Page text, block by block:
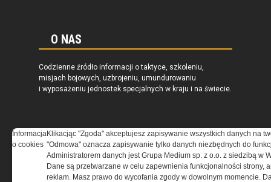
O NAS
Codzienne źródło informacji o taktyce, szkoleniu,
misjach bojowych, uzbrojeniu, umundurowaniu
i wyposażeniu jednostek specjalnych w kraju i na świecie.
REGULAMIN
Regulamin określa zasady korzystania z portalu
Informacja
o cookies
Klikacjąc "Zgoda" akceptujesz zapisywanie wszystkich danych na
"Odmowa" oznacza zapisywanie tylko danych niezbędnych do
Administratorem danych jest Grupa Medium sp. z o.o. z siedzibą w
Dane są przetwarzane w celu zapewnienia funkcjonalności strony,
reklam. Masz prawo do wycofania zgody w dowolnym momencie.